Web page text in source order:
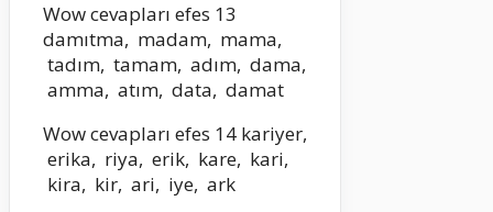
Wow cevapları efes 13
damıtma, madam, mama,
tadım, tamam, adım, dama,
amma, atım, data, damat
Wow cevapları efes 14 kariyer,
erika, riya, erik, kare, kari,
kira, kir, ari, iye, ark